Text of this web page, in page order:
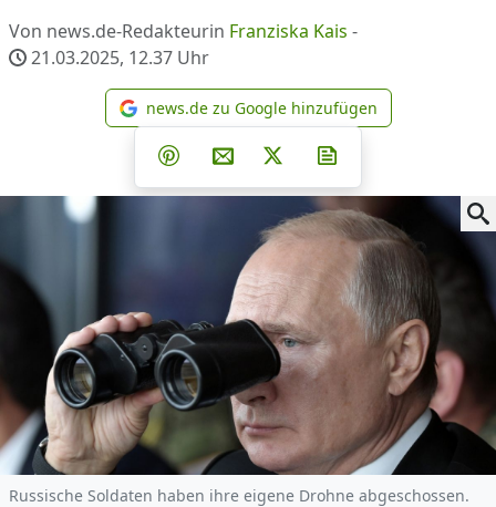
Von news.de-Redakteurin Franziska Kais -
21.03.2025, 12.37 Uhr
news.de zu Google
news.de zu Google hinzufügen
Teilen auf Facebook
Teilen auf Whatsapp
Teilen auf Telegram
Teilen auf Pinterest
Per E-Mail teilen
Post auf X
Russische Soldaten haben ihre eigene Drohne abgeschossen.